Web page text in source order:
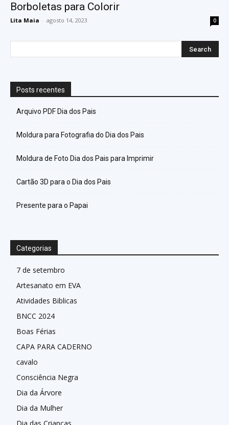
Borboletas para Colorir
Lita Maia - agosto 14, 2023 0
Posts recentes
Arquivo PDF Dia dos Pais
Moldura para Fotografia do Dia dos Pais
Moldura de Foto Dia dos Pais para Imprimir
Cartão 3D para o Dia dos Pais
Presente para o Papai
Categorias
7 de setembro
Artesanato em EVA
Atividades Biblicas
BNCC 2024
Boas Férias
CAPA PARA CADERNO
cavalo
Consciência Negra
Dia da Árvore
Dia da Mulher